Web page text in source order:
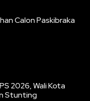
Calon Paskibraka
2026, Wali Kota
Stunting